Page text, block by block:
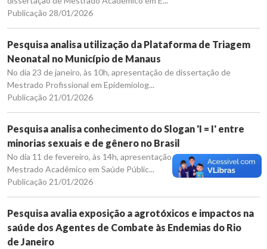
Publicação 28/01/2026
Pesquisa analisa utilização da Plataforma de Triagem
Neonatal no Município de Manaus
No dia 23 de janeiro, às 10h, apresentação de dissertação de
Mestrado Profissional em Epidemiolog...
Publicação 21/01/2026
Pesquisa analisa conhecimento do Slogan 'I = I' entre
minorias sexuais e de gênero no Brasil
No dia 11 de fevereiro, às 14h, apresentação de dissertação de
Mestrado Acadêmico em Saúde Públic...
Publicação 21/01/2026
Pesquisa avalia exposição a agrotóxicos e impactos na
saúde dos Agentes de Combate às Endemias do Rio
de Janeiro